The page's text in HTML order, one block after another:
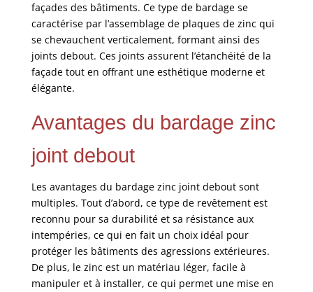
façades des bâtiments. Ce type de bardage se
caractérise par l’assemblage de plaques de zinc qui
se chevauchent verticalement, formant ainsi des
joints debout. Ces joints assurent l’étanchéité de la
façade tout en offrant une esthétique moderne et
élégante.
Avantages du bardage zinc
joint debout
Les avantages du bardage zinc joint debout sont
multiples. Tout d’abord, ce type de revêtement est
reconnu pour sa durabilité et sa résistance aux
intempéries, ce qui en fait un choix idéal pour
protéger les bâtiments des agressions extérieures.
De plus, le zinc est un matériau léger, facile à
manipuler et à installer, ce qui permet une mise en